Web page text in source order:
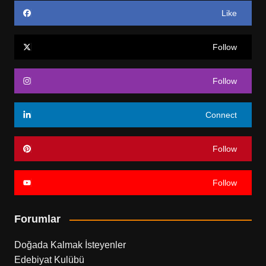
Like
Follow
Follow
Connect
Follow
Follow
Forumlar
Doğada Kalmak İsteyenler
Edebiyat Kulübü